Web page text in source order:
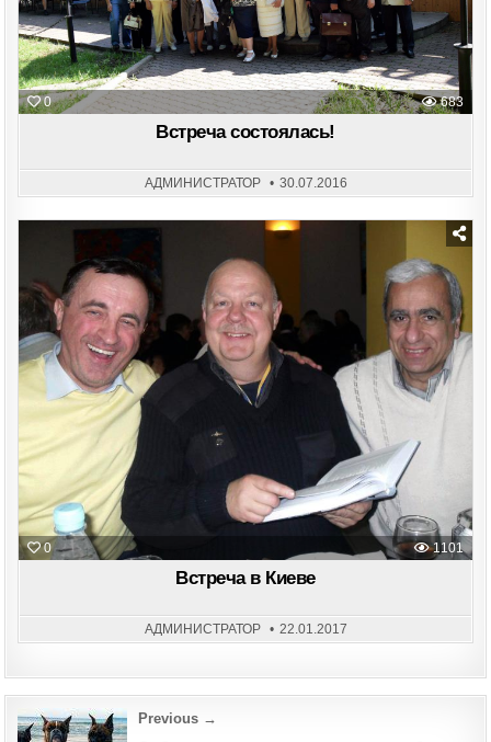
0 683
Встреча состоялась!
АДМИНИСТРАТОР 30.07.2016
0 1101
Posted
in
Встреча в Киеве
АДМИНИСТРАТОР 22.01.2017
Post
Previous →